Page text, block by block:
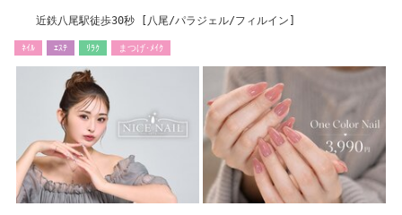
近鉄八尾駅徒歩30秒 [八尾/パラジェル/フィルイン]
ﾈｲﾙ ｴｽﾃ ﾘﾗｸ まつげ･ﾒｲｸ